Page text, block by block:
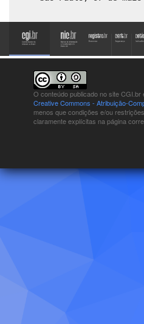
O conteúdo publicado no site CGI.br
Creative Commons - Atribuição-
menos que condições e/ou
claramente explícitas na página